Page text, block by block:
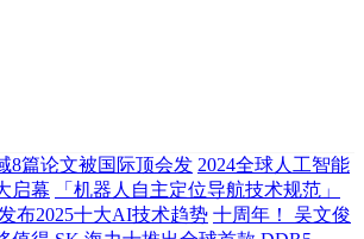
8篇论文被国际顶会发 2024全球人工智能
启幕
「机器人自主定位导航技术规范」
布2025十大AI技术趋势 十周年！ 吴文俊